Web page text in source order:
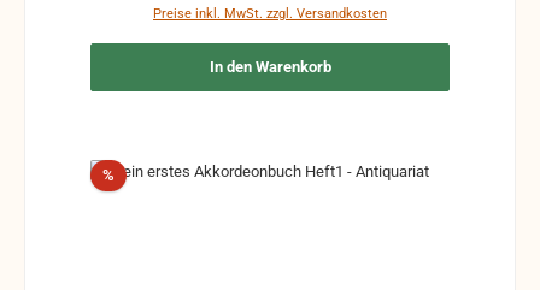
Preise inkl. MwSt. zzgl. Versandkosten
In den Warenkorb
%Rabatt